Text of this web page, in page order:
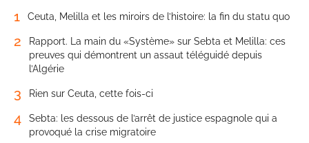
1 Ceuta, Melilla et les miroirs de l’histoire: la fin du statu quo
2
Rapport. La main du «Système» sur Sebta et Melilla: ces
preuves qui démontrent un assaut téléguidé depuis
l’Algérie
3 Rien sur Ceuta, cette fois-ci
4
Sebta: les dessous de l’arrêt de justice espagnole qui a
provoqué la crise migratoire